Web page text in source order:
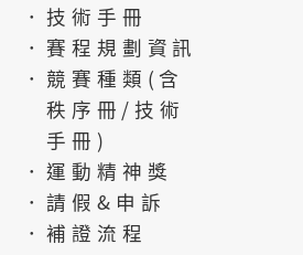
．技術手冊
．賽程規劃資訊
．競賽種類(含
秩序冊/技術
手冊)
．運動精神獎
．請假&申訴
．補證流程